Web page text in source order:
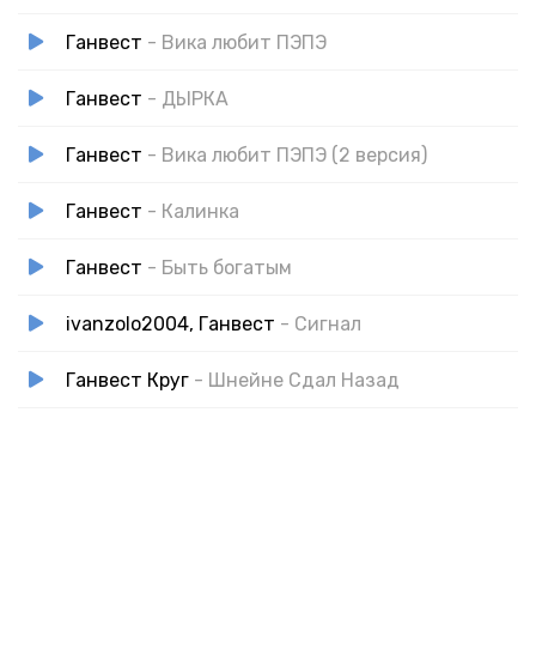
Ганвест - Вика любит ПЭПЭ
Ганвест - ДЫРКА
Ганвест - Вика любит ПЭПЭ (2 версия)
Ганвест - Калинка
Ганвест - Быть богатым
ivanzolo2004, Ганвест - Сигнал
Ганвест Круг - Шнейне Сдал Назад